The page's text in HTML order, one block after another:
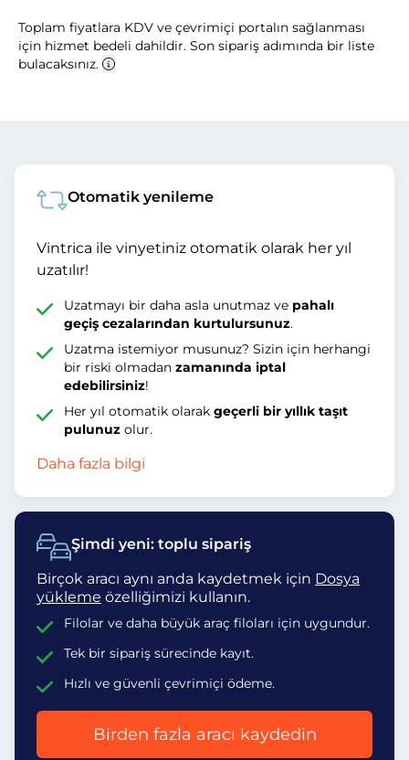
Toplam fiyatlara KDV ve çevrimiçi portalın sağlanması
için hizmet bedeli dahildir. Son sipariş adımında bir liste
bulacaksınız.
Şimdi yeni: toplu sipariş
Birçok aracı aynı anda kaydetmek için Dosya
yükleme özelliğimizi kullanın.
Filolar ve daha büyük araç filoları için uygundur.
Tek bir sipariş sürecinde kayıt.
Hızlı ve güvenli çevrimiçi ödeme.
Birden fazla aracı kaydedin
Otomatik yenileme
Vintrica ile vinyetiniz otomatik olarak her yıl
uzatılır!
Uzatmayı bir daha asla unutmaz ve pahalı
geçiş cezalarından kurtulursunuz.
Uzatma istemiyor musunuz? Sizin için herhangi
bir riski olmadanzamanında iptal
edebilirsiniz!
Her yıl otomatik olarakgeçerli bir yıllık taşıt
pulunuz olur.
Daha fazla bilgi